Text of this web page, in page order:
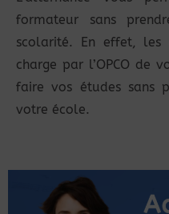
formateur sans
scolarité. En effet, les
charge par l’OPCO de
faire vos études sans
votre école.